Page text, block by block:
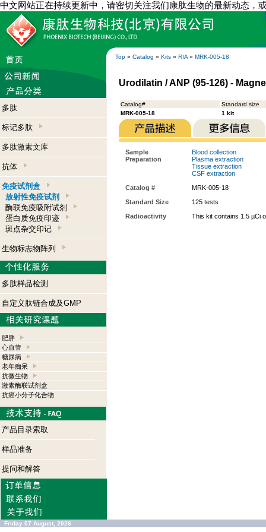
中文网站正在持续更新中，请密切关注我们康肽生物的最新动态，
Top » Catalog » Kits » RIA » MRK-005-18
多肽
标记多肽
多肽激素文库
抗体
免疫试剂盒
放射性免疫试剂
酶联免疫吸附试剂
蛋白质免疫印迹
斑点杂交印记
生物标志物阵列
多肽样品检测
自定义肽链合成及GMP
肥胖
心血管
糖尿病
老年痴呆
抗微生物
激素酶联试剂盒
抗癌小分子化合物
产品目录索取
样品准备
提问和解答
Urodilatin / ANP (95-126) -
Catalog#
Standard size
MRK-005-18
1 kit
Sample
Preparation
Blood collection
Plasma extraction
Tissue extraction
CSF extraction
Catalog #
MRK-005-18
Standard Size
125 tests
Radioactivity
This kit contains 1.5 µCi
Friday 07 August, 2026